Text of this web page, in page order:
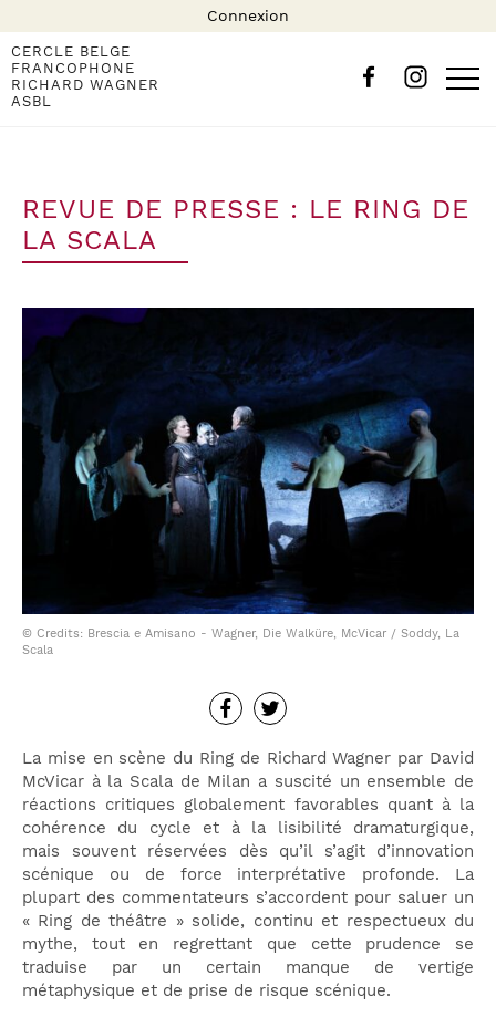
Connexion
CERCLE BELGE
FRANCOPHONE
RICHARD WAGNER
ASBL
REVUE DE PRESSE : LE RING DE
LA SCALA
© Credits: Brescia e Amisano - Wagner, Die Walküre, McVicar / Soddy, La
Scala
La mise en scène du Ring de Richard Wagner par David
McVicar à la Scala de Milan a suscité un ensemble de
réactions critiques globalement favorables quant à la
cohérence du cycle et à la lisibilité dramaturgique,
mais souvent réservées dès qu’il s’agit d’innovation
scénique ou de force interprétative profonde. La
plupart des commentateurs s’accordent pour saluer un
« Ring de théâtre » solide, continu et respectueux du
mythe, tout en regrettant que cette prudence se
traduise par un certain manque de vertige
métaphysique et de prise de risque scénique.